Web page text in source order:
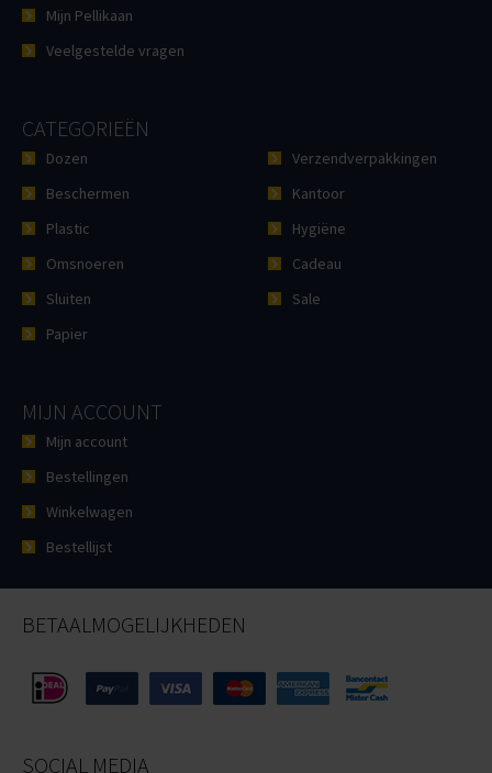
Mijn Pellikaan
Veelgestelde vragen
CATEGORIEËN
Dozen
Beschermen
Plastic
Omsnoeren
Sluiten
Papier
Verzendverpakkingen
Kantoor
Hygiëne
Cadeau
Sale
MIJN ACCOUNT
Mijn account
Bestellingen
Winkelwagen
Bestellijst
BETAALMOGELIJKHEDEN
SOCIAL MEDIA